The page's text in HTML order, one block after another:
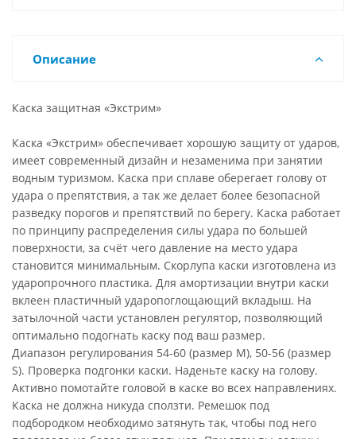
Описание
Каска защитная «Экстрим»
Каска «Экстрим» обеспечивает хорошую защиту от ударов,
имеет современный дизайн и незаменима при занятии
водным туризмом. Каска при сплаве оберегает голову от
удара о препятствия, а так же делает более безопасной
разведку порогов и препятствий по берегу. Каска работает
по принципу распределения силы удара по большей
поверхности, за счёт чего давление на место удара
становится минимальным. Скорлупа каски изготовлена из
ударопрочного пластика. Для амортизации внутри каски
вклеен пластичный ударопоглощающий вкладыш. На
затылочной части установлен регулятор, позволяющий
оптимально подогнать каску под ваш размер.
Диапазон регулирования 54-60 (размер М), 50-56 (размер
S). Проверка подгонки каски. Наденьте каску на голову.
Активно помотайте головой в каске во всех направлениях.
Каска не должна никуда сползти. Ремешок под
подбородком необходимо затянуть так, чтобы под него